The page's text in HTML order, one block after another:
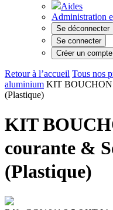
Aides
Administration
Se déconnecter
Se connecter
Créer un compte
Retour à l’accueil Tous nos
aluminium KIT BOUCHON
(Plastique)
KIT
courante &
(Plastique)